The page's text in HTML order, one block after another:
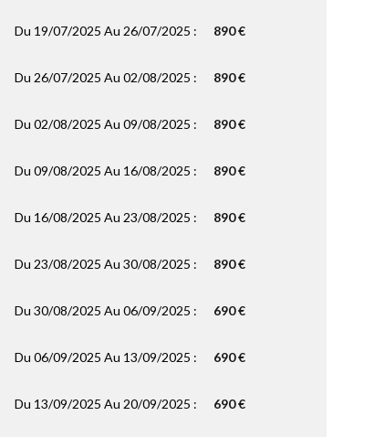
Du 19/07/2025 Au 26/07/2025 : 890 €
Du 26/07/2025 Au 02/08/2025 : 890 €
Du 02/08/2025 Au 09/08/2025 : 890 €
Du 09/08/2025 Au 16/08/2025 : 890 €
Du 16/08/2025 Au 23/08/2025 : 890 €
Du 23/08/2025 Au 30/08/2025 : 890 €
Du 30/08/2025 Au 06/09/2025 : 690 €
Du 06/09/2025 Au 13/09/2025 : 690 €
Du 13/09/2025 Au 20/09/2025 : 690 €